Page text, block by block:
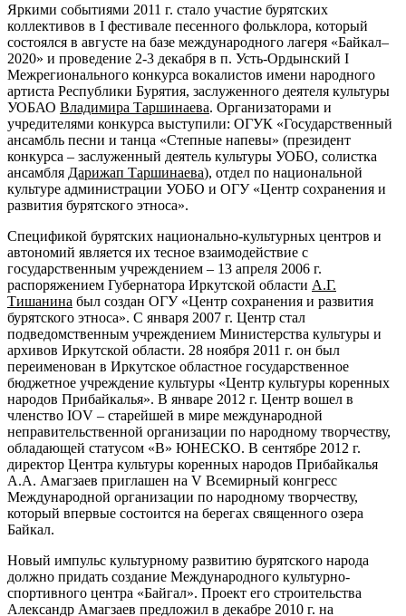
Яркими событиями 2011 г. стало участие бурятских
коллективов в I фестивале песенного фольклора, который
состоялся в августе на базе международного лагеря «Байкал–
2020» и проведение 2-3 декабря в п. Усть-Ордынский I
Межрегионального конкурса вокалистов имени народного
артиста Республики Бурятия, заслуженного деятеля культуры
УОБАО Владимира Таршинаева. Организаторами и
учредителями конкурса выступили: ОГУК «Государственный
ансамбль песни и танца «Степные напевы» (президент
конкурса – заслуженный деятель культуры УОБО, солистка
ансамбля Дарижап Таршинаева), отдел по национальной
культуре администрации УОБО и ОГУ «Центр сохранения и
развития бурятского этноса».
Спецификой бурятских национально-культурных центров и
автономий является их тесное взаимодействие с
государственным учреждением – 13 апреля 2006 г.
распоряжением Губернатора Иркутской области А.Г.
Тишанина был создан ОГУ «Центр сохранения и развития
бурятского этноса». С января 2007 г. Центр стал
подведомственным учреждением Министерства культуры и
архивов Иркутской области. 28 ноября 2011 г. он был
переименован в Иркутское областное государственное
бюджетное учреждение культуры «Центр культуры коренных
народов Прибайкалья». В январе 2012 г. Центр вошел в
членство IOV – старейшей в мире международной
неправительственной организации по народному творчеству,
обладающей статусом «В» ЮНЕСКО. В сентябре 2012 г.
директор Центра культуры коренных народов Прибайкалья
А.А. Амагзаев приглашен на V Всемирный конгресс
Международной организации по народному творчеству,
который впервые состоится на берегах священного озера
Байкал.
Новый импульс культурному развитию бурятского народа
должно придать создание Международного культурно-
спортивного центра «Байгал». Проект его строительства
Александр Амагзаев предложил в декабре 2010 г. на